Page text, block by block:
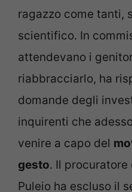
ragazzo come tanti,
scientifico. In
attendevano i
riabbracciarlo, ha
domande degli
inquirenti che
venire a capo del
gesto. Il procuratore
Puleio ha escluso il